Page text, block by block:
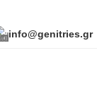
info@genitries.gr